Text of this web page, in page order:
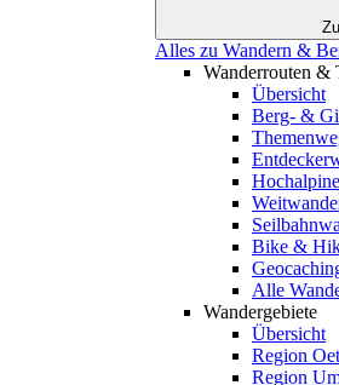
Alles zu Wandern &
Wanderrouten &
Übersicht
Berg- &
Bike &
Alle
Wandergebiete
Übersicht
Region
Region